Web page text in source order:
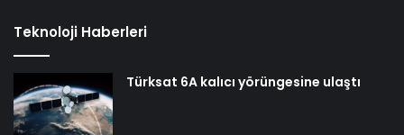
Teknoloji Haberleri
Türksat 6A kalıcı yörüngesine ulaştı